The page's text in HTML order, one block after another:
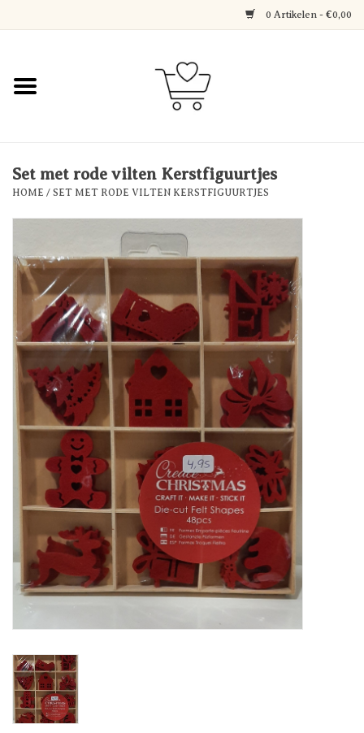
0 Artikelen - €0,00
Home
Decoratie
Over Axelle & Din Hobby
Set met rode vilten Kerstfiguurtjes
HOME / SET MET RODE VILTEN KERSTFIGUURTJES